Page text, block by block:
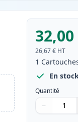
32,00
26,67 € HT
1
En
Quantité
Quantité
Utilisez les
−
Quantité